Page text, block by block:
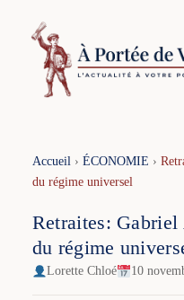
contenu
Accueil› ÉCONOMIE ›
du régime universel
Retraites:
du régime
Lorette Chloé 10